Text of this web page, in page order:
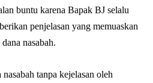
buntu karena Bapak BJ selalu
penjelasan yang memuaskan
nasabah.
tanpa kejelasan oleh